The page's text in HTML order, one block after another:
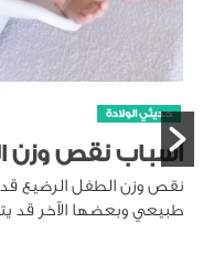
حديثي الولادة
أسباب نقص وزن
نقص وزن الطفل الرضيع
طبيعي وبعضها الآخر قد